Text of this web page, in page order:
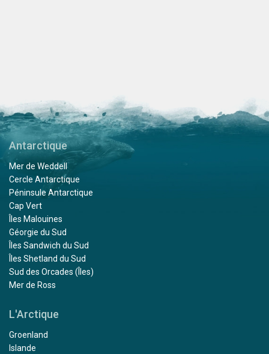
Antarctique
Mer de Weddell
Cercle Antarctique
Péninsule Antarctique
Cap Vert
Îles Malouines
Géorgie du Sud
Îles Sandwich du Sud
Îles Shetland du Sud
Sud des Orcades (Îles)
Mer de Ross
L'Arctique
Groenland
Islande